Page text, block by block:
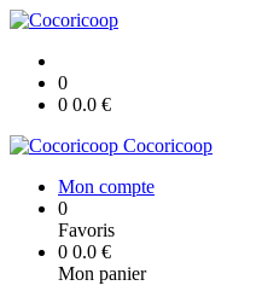
0
0 0.0 €
Cocoricoop
Mon compte
0
Favoris
0 0.0 €
Mon panier